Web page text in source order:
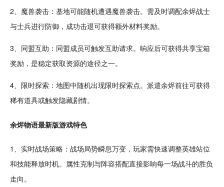
2、魔兽袭击：基地可能随机遭遇魔兽袭击。需及时调配余烬战士
与士兵进行防御 ，成功击退可获得额外材料奖励。
3、同盟互助：同盟成员可触发互助请求。响应后可获得共享宝箱
奖励，是稳定获取资源的途径之一。
4、限时探索 ：地图中随机出现限时探索点。派遣余烬前往可获得
稀有道具或触发隐藏剧情。
余烬物语最新版游戏特色
1、实时战场策略 ：战场局势瞬息万变，玩家需快速调整英雄站位
和技能释放时机。 属性克制与阵容搭配直接影响每一场战斗的胜负
走向。